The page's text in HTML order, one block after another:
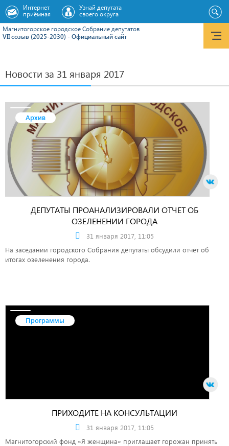
Магнитогорское городское Cобрание депутатов
VII созыв (2025-2030) - Официальный сайт
Интернет
приёмная
Узнай депутата
своего округа
Новости за 31 января 2017
Архив
ДЕПУТАТЫ ПРОАНАЛИЗИРОВАЛИ ОТЧЕТ ОБ
ОЗЕЛЕНЕНИИ ГОРОДА
31 января 2017, 11:05
На заседании городского Собрания депутаты обсудили отчет об
итогах озеленения города.
Программы
ПРИХОДИТЕ НА КОНСУЛЬТАЦИИ
31 января 2017, 11:05
Магнитогорский фонд «Я женщина» приглашает горожан принять